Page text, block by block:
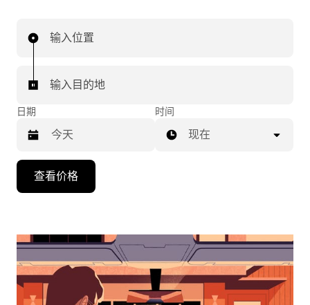
输入位置
输入目的地
日期
向
头
浏
时间
现在
查看价格